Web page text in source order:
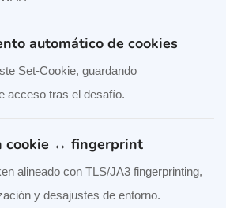
automático de cookies
Set-Cookie, guardando
acceso tras el desafío.
cookie ↔ fingerprint
alineado con TLS/JA3 fingerprinting,
y desajustes de entorno.